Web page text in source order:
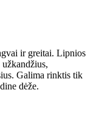
ir greitai. Lipnios
Galima rinktis tik
dėže.